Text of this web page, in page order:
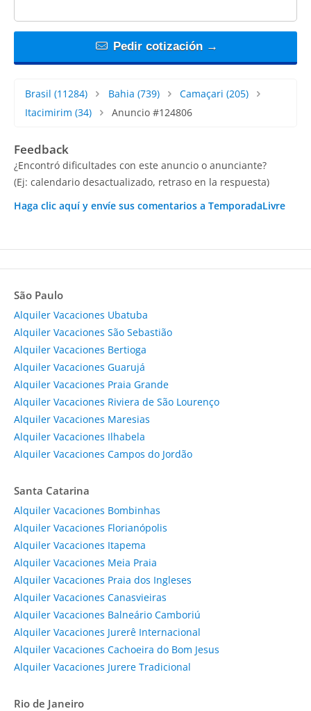
Pedir cotización →
Brasil (11284) Bahia (739) Camaçari (205)
Itacimirim (34) Anuncio #124806
Feedback
¿Encontró dificultades con este anuncio o anunciante?
(Ej: calendario desactualizado, retraso en la respuesta)
Haga clic aquí y envíe sus comentarios a TemporadaLivre
São Paulo
Alquiler Vacaciones Ubatuba
Alquiler Vacaciones São Sebastião
Alquiler Vacaciones Bertioga
Alquiler Vacaciones Guarujá
Alquiler Vacaciones Praia Grande
Alquiler Vacaciones Riviera de São Lourenço
Alquiler Vacaciones Maresias
Alquiler Vacaciones Ilhabela
Alquiler Vacaciones Campos do Jordão
Santa Catarina
Alquiler Vacaciones Bombinhas
Alquiler Vacaciones Florianópolis
Alquiler Vacaciones Itapema
Alquiler Vacaciones Meia Praia
Alquiler Vacaciones Praia dos Ingleses
Alquiler Vacaciones Canasvieiras
Alquiler Vacaciones Balneário Camboriú
Alquiler Vacaciones Jurerê Internacional
Alquiler Vacaciones Cachoeira do Bom Jesus
Alquiler Vacaciones Jurere Tradicional
Rio de Janeiro